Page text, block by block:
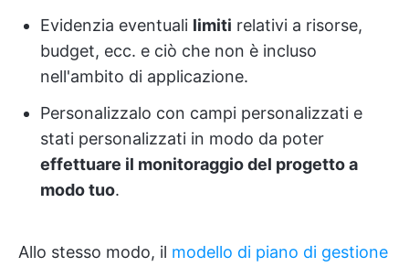
Evidenzia eventuali limiti relativi a risorse,
budget, ecc. e ciò che non è incluso
nell'ambito di applicazione.
Personalizzalo con campi personalizzati e
stati personalizzati in modo da poter
effettuare il monitoraggio del progetto a
modo tuo.
Allo stesso modo, il modello di piano di gestione